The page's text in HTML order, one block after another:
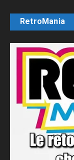
RetroMania